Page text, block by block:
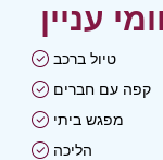
טיול ברכב
קפה עם חברים
מפגש ביתי
הליכה